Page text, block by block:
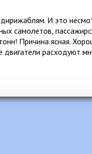
И это
самолетов,
Причина ясная.
расходуют